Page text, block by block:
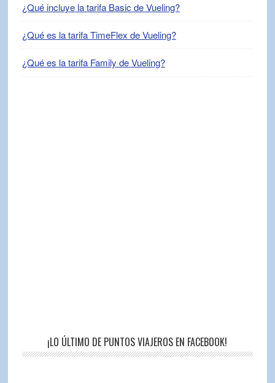
¿Qué incluye la tarifa Basic de Vueling?
¿Qué es la tarifa TimeFlex de Vueling?
¿Qué es la tarifa Family de Vueling?
¡LO ÚLTIMO DE PUNTOS VIAJEROS EN FACEBOOK!